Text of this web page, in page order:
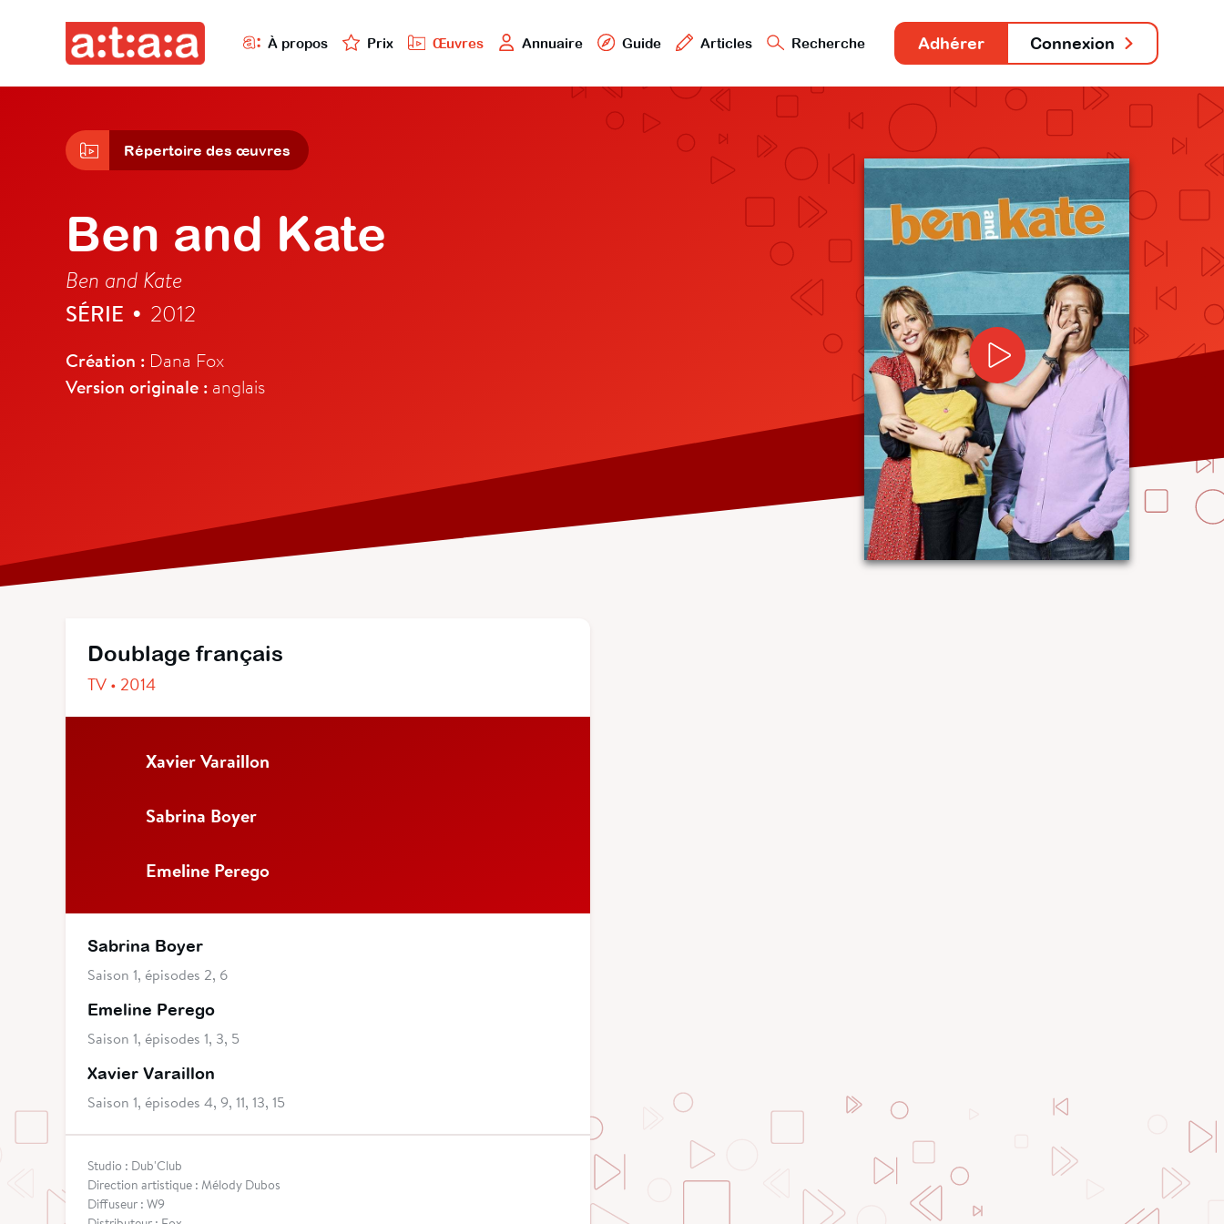
À propos Prix Œuvres Annuaire Guide Articles Recherche Adhérer Connexion
Répertoire des œuvres
Ben and Kate
Ben and Kate
SÉRIE • 2012
Création : Dana Fox
Version originale : anglais
Doublage français
TV • 2014
Xavier Varaillon
Sabrina Boyer
Emeline Perego
Sabrina Boyer
Saison 1, épisodes 2, 6
Emeline Perego
Saison 1, épisodes 1, 3, 5
Xavier Varaillon
Saison 1, épisodes 4, 9, 11, 13, 15
Studio : Dub'Club
Direction artistique : Mélody Dubos
Diffuseur : W9